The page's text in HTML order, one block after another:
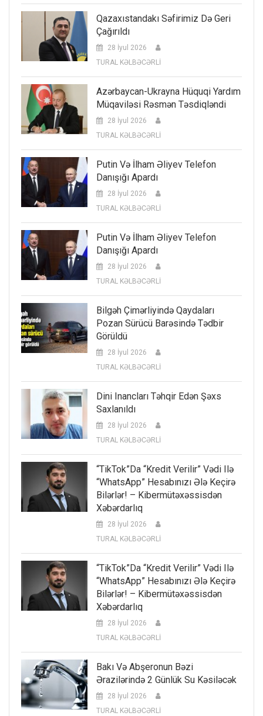
Qazaxıstandakı Səfirimiz Də Geri
Çağırıldı
28 İyul 2026
TURAL KƏLBƏCƏRLİ
Azərbaycan-Ukrayna Hüquqi Yardım
Müqaviləsi Rəsmən Təsdiqləndi
28 İyul 2026
TURAL KƏLBƏCƏRLİ
Putin Və İlham Əliyev Telefon
Danışığı Apardı
28 İyul 2026
TURAL KƏLBƏCƏRLİ
Putin Və İlham Əliyev Telefon
Danışığı Apardı
28 İyul 2026
TURAL KƏLBƏCƏRLİ
Bilgəh Çimərliyində Qaydaları
Pozan Sürücü Barəsində Tədbir
Görüldü
28 İyul 2026
TURAL KƏLBƏCƏRLİ
Dini Inancları Təhqir Edən Şəxs
Saxlanıldı
28 İyul 2026
TURAL KƏLBƏCƏRLİ
“TikTok”da “kredit Verilir” Vədi Ilə
“WhatsApp” Hesabınızı Ələ Keçirə
Bilərlər! – Kibermütəxəssisdən
Xəbərdarlıq
28 İyul 2026
TURAL KƏLBƏCƏRLİ
“TikTok”da “kredit Verilir” Vədi Ilə
“WhatsApp” Hesabınızı Ələ Keçirə
Bilərlər! – Kibermütəxəssisdən
Xəbərdarlıq
28 İyul 2026
TURAL KƏLBƏCƏRLİ
Bakı Və Abşeronun Bəzi
Ərazilərində 2 Günlük Su Kəsiləcək
28 İyul 2026
TURAL KƏLBƏCƏRLİ